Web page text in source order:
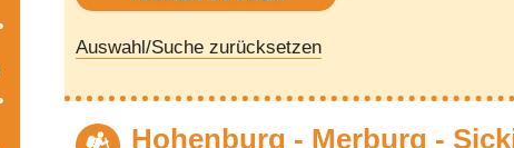
Auswahl/Suche zurücksetzen
Hohenburg - Merburg -